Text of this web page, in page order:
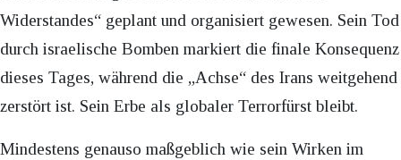
Widerstandes“ geplant und organisiert gewesen. Sein Tod
durch israelische Bomben markiert die finale Konsequenz
dieses Tages, während die „Achse“ des Irans weitgehend
zerstört ist. Sein Erbe als globaler Terrorfürst bleibt.
Mindestens genauso maßgeblich wie sein Wirken im